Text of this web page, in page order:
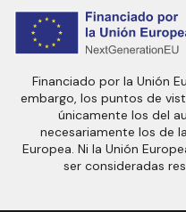
Financiado por la Unión
embargo, los puntos de
únicamente los del
necesariamente los de
Europea. Ni la Unión
ser consideradas